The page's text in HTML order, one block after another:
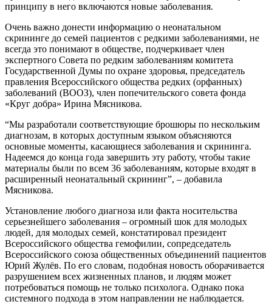
принципу в него включаются новые заболевания.
Очень важно донести информацию о неонатальном
скрининге до семей пациентов с редкими заболеваниями, не
всегда это понимают в обществе, подчеркивает член
экспертного Совета по редким заболеваниям комитета
Государственной Думы по охране здоровья, председатель
правления Всероссийского общества редких (орфанных)
заболеваний (ВООЗ), член попечительского совета фонда
«Круг добра» Ирина Мясникова.
“Мы разработали соответствующие брошюры по нескольким
диагнозам, в которых доступным языком объясняются
основные моменты, касающиеся заболевания и скрининга.
Надеемся до конца года завершить эту работу, чтобы такие
материалы были по всем 36 заболеваниям, которые входят в
расширенный неонатальный скрининг”, – добавила
Мясникова.
Установление любого диагноза или факта носительства
серьезнейшего заболевания – огромный шок для молодых
людей, для молодых семей, констатировал президент
Всероссийского общества гемофилии, сопредседатель
Всероссийского союза общественных объединений пациентов
Юрий Жулёв. По его словам, подобная новость оборачивается
разрушением всех жизненных планов, и людям может
потребоваться помощь не только психолога. Однако пока
системного подхода в этом направлении не наблюдается.